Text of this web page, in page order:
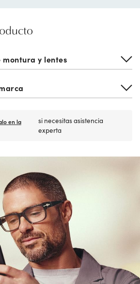
y lentes
en la
si necesitas asistencia
experta